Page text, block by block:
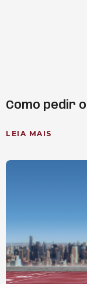
Como pedir
LEIA MAIS